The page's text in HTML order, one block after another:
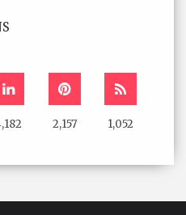
2,157 1,052